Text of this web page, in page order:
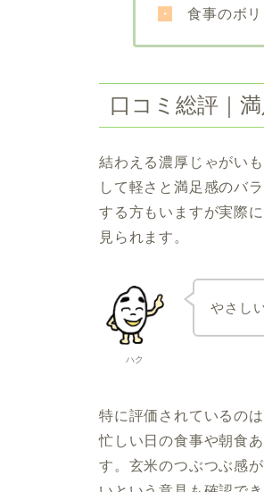
・ 食事のボリ
口コミ総評｜
結わえる濃厚じゃがい
して軽さと満足感のバ
する方もいますが実際
見られます。
ハク
やさし
特に評価されているの
忙しい日の食事や朝食
す。玄米のつぶつぶ感